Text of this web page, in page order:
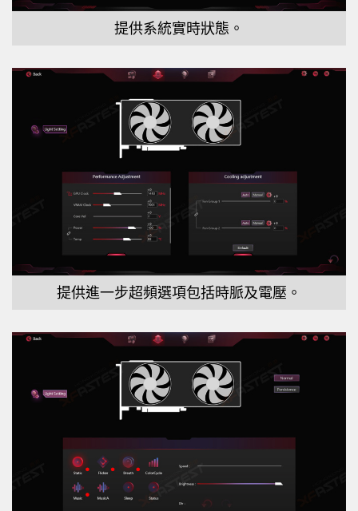
提供系統實時狀態。
提供進一步超頻選項包括時脈及電壓。